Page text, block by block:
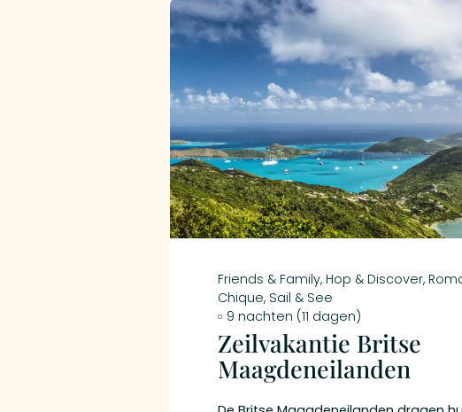
Friends & Family, Hop & Discover,
Chique, Sail & See
9 nachten (11 dagen)
Zeilvakantie Britse
Maagdeneilanden